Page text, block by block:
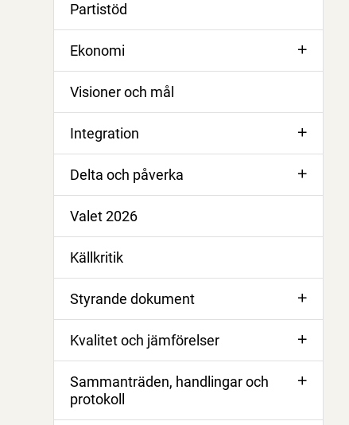
Partistöd
Ekonomi
Visioner och mål
Integration
Delta och påverka
Valet 2026
Källkritik
Styrande dokument
Kvalitet och jämförelser
Sammanträden, handlingar och
protokoll